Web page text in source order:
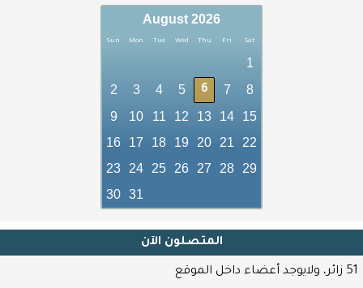
August 2026
Sun Mon Tue Wed Thu Fri Sat
1
2
3 4 5 6 7
8
9
10 11 12 13 14
15
16
17 18 19 20 21
22
23
24 25 26 27 28
29
30 31
المتصلون اﻵن
51 زائر، ولايوجد أعضاء داخل الموقع